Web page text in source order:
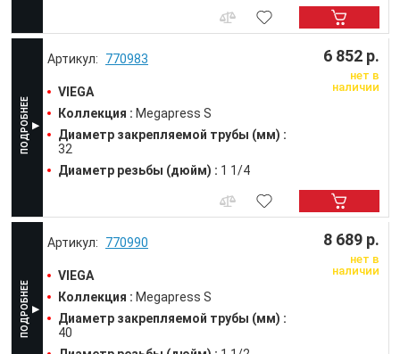
770983
VIEGA
Коллекция : Megapress S
Диаметр закрепляемой трубы (мм) :
32
Диаметр резьбы (дюйм) : 1 1/4
6 852 р.
нет в
наличии
770990
VIEGA
Коллекция : Megapress S
Диаметр закрепляемой трубы (мм) :
40
8 689 р.
нет в
наличии